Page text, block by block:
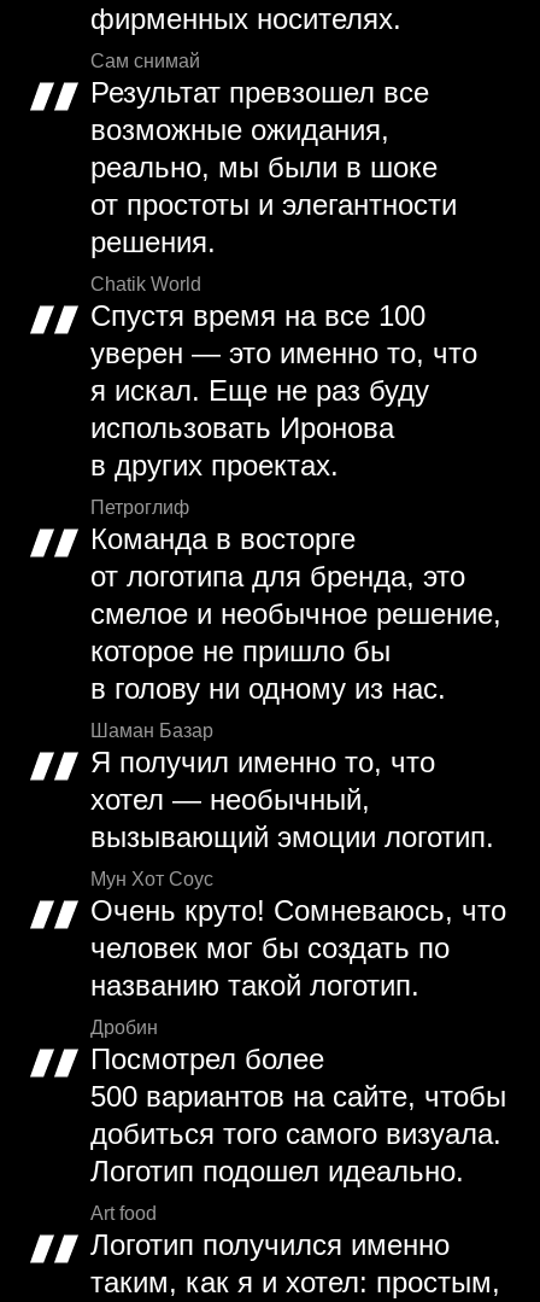
фирменных носителях.
Сам снимай
Результат превзошел все
возможные ожидания,
реально, мы были в шоке
от простоты и элегантности
решения.
Chatik World
Спустя время на все 100
уверен — это именно то, что
я искал. Еще не раз буду
использовать Иронова
в других проектах.
Петроглиф
Команда в восторге
от логотипа для бренда, это
смелое и необычное решение,
которое не пришло бы
в голову ни одному из нас.
Шаман Базар
Я получил именно то, что
хотел — необычный,
вызывающий эмоции логотип.
Мун Хот Соус
Очень круто! Сомневаюсь, что
человек мог бы создать по
названию такой логотип.
Дробин
Посмотрел более
500 вариантов на сайте, чтобы
добиться того самого визуала.
Логотип подошел идеально.
Art food
Логотип получился именно
таким, как я и хотел: простым,